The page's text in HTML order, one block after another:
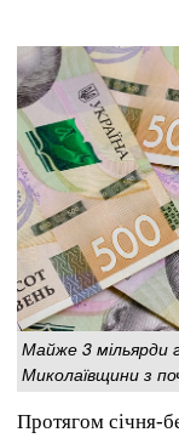
Майже 3 мільярди
Миколаївщини з
Протягом січня-